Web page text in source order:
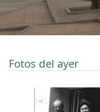
Fotos del ayer